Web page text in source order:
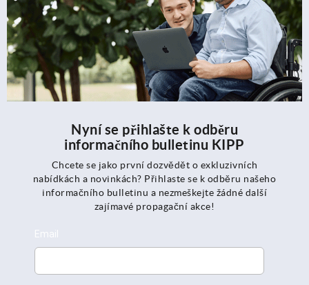
Nyní se přihlašte k odběru
informačního bulletinu KIPP
Chcete se jako první dozvědět o exkluzivních
nabídkách a novinkách? Přihlaste se k odběru našeho
informačního bulletinu a nezmeškejte žádné další
zajímavé propagační akce!